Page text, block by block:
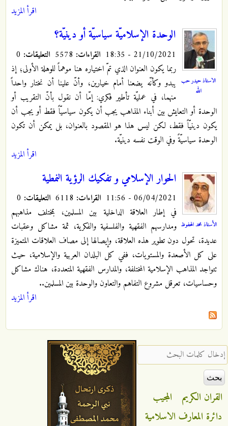
اقرأ المزيد
الاستاذ حيدر حب
الله
الوحدة الإسلاميّة سياسيّة أو دينيّة؟
21/10/2021 - 18:35 القراءات: التعليقات:
ربما يكون العنوان الذي تمّ اختياره هنا موهماً للوهلة الأولى؛ إذ
يبدو وكأنّه يضعنا أمام خيارين، وأنّ علينا أن نختار واحداً
منهما، في عمليّة تأطير فكري: إمّا أن نقول بأنّ التقريب أو
الوحدة أو التعايش بين أبناء المذاهب يجب أن يكون سياسيّاً فقط أو يجب أن
يكون دينيّاً فقط، لكن ليس هذا هو المقصود بالعنوان، بل يمكن أن تكون
الوحدة سياسيّةً وفي الوقت نفسه دينيّة.
اقرأ المزيد
الأستاذ محمد المحفوظ
الحوار الإسلامي و تفكيك الرؤية النمطية
06/04/2021 - 11:56 القراءات: التعليقات:
في إطار العلاقة الداخلية بين المسلمين، بمختلف مذاهبهم
ومدارسهم الفقهية والفلسفية والفكرية، ثمة مشاكل وعقبات
عديدة، تحول دون تطوير هذه العلاقة، وإيصالها إلى مصاف العلاقات المتميزة
على كل الأصعدة والمستويات، ففي كل البلدان العربية والإسلامية، حيث
تتواجد المذاهب الإسلامية المختلفة، والمدارس الفقهية المتعددة، هناك مشاكل
وحساسيات، تعرقل مشروع التفاهم والتعاون والوحدة بين المسلمين..
اقرأ المزيد
‏إدخال كلمات البحث ‏
القران الكريم
المجيب
دائرة المعارف الاسلامية